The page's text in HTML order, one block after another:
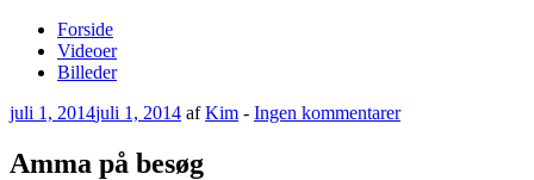
Forside
Videoer
Billeder
Udgivet
juli 1, 2014juli 1, 2014 afKim - Ingen kommentarertil
Amma på besøg